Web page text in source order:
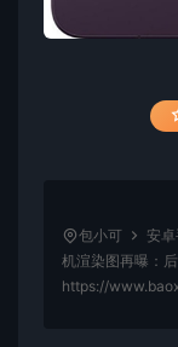
包小可 安
机渲染图再曝：
https://